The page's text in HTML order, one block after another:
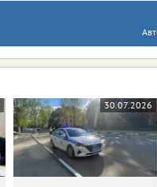
30.07.2026